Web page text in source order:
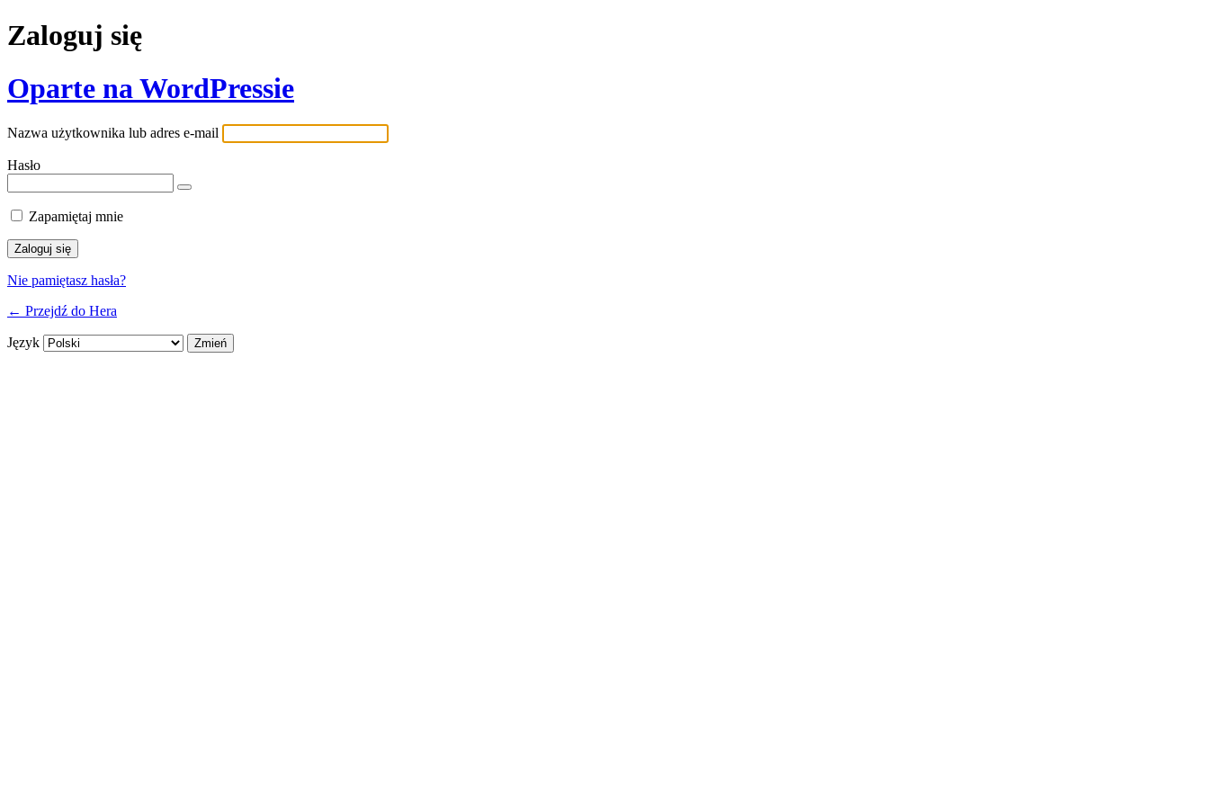
Zaloguj się
Oparte na WordPressie
Nazwa użytkownika lub adres e-mail
Hasło
Zapamiętaj mnie
Nie pamiętasz hasła?
← Przejdź do Hera
Język